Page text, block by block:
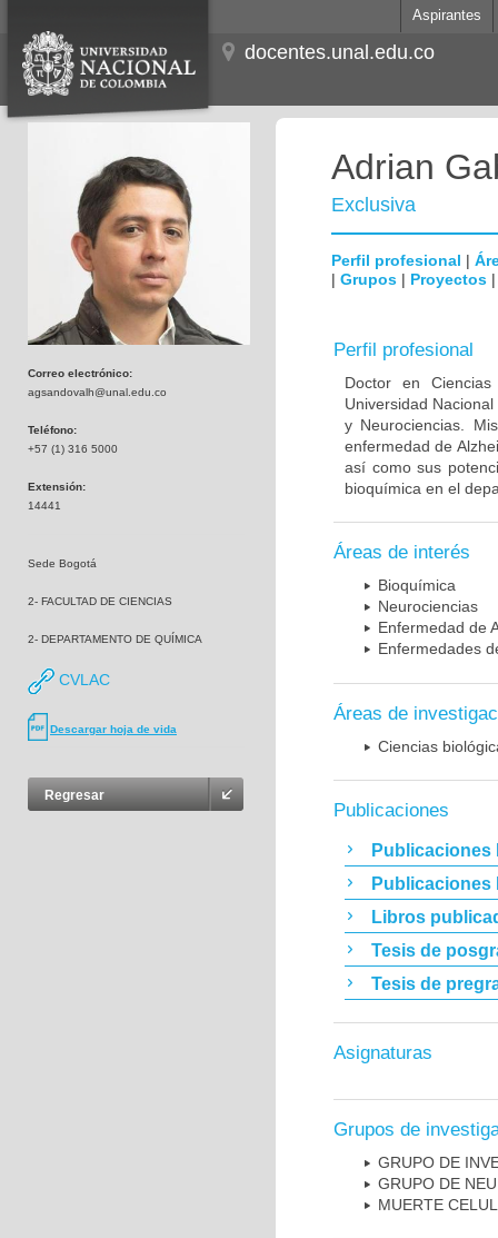
Aspirantes
docentes.unal.edu.co
Correo electrónico:
agsandovalh@unal.edu.co
Teléfono:
+57 (1) 316 5000
Extensión:
14441
Sede Bogotá
2- FACULTAD DE CIENCIAS
2- DEPARTAMENTO DE QUÍMICA
CVLAC
Descargar hoja de vida
Regresar
Adrian
Exclusiva
Perfil profesional |
| Grupos | Proyectos
Perfil profesional
Doctor en
Universidad
y Neurociencias.
enfermedad de
así como sus
bioquímica en el
Áreas de interés
Bioquímica
Neurociencias
Enfermedad de
Enfermedades
Áreas de
Ciencias
Publicaciones
Publicaciones
Publicaciones
Libros
Tesis de
Tesis de
Asignaturas
Grupos de
GRUPO DE
GRUPO DE
MUERTE